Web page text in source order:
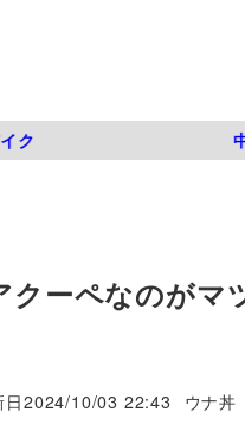
ク
クーペなのがマ
日2024/10/03 22:43
著
ウナ丼